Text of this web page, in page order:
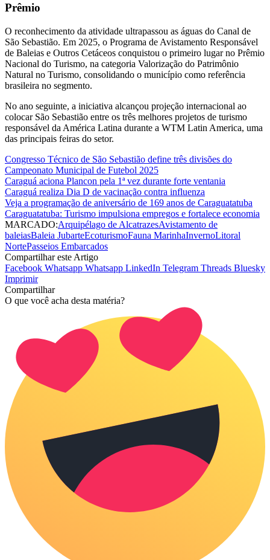
Prêmio
O reconhecimento da atividade ultrapassou as águas do Canal de
São Sebastião. Em 2025, o Programa de Avistamento Responsável
de Baleias e Outros Cetáceos conquistou o primeiro lugar no Prêmio
Nacional do Turismo, na categoria Valorização do Patrimônio
Natural no Turismo, consolidando o município como referência
brasileira no segmento.
No ano seguinte, a iniciativa alcançou projeção internacional ao
colocar São Sebastião entre os três melhores projetos de turismo
responsável da América Latina durante a WTM Latin America, uma
das principais feiras do setor.
Congresso Técnico de São Sebastião define três divisões do
Campeonato Municipal de Futebol 2025
Caraguá aciona Plancon pela 1ª vez durante forte ventania
Caraguá realiza Dia D de vacinação contra influenza
Veja a programação de aniversário de 169 anos de Caraguatatuba
Caraguatatuba: Turismo impulsiona empregos e fortalece economia
MARCADO:Arquipélago de AlcatrazesAvistamento de
baleiasBaleia JubarteEcoturismoFauna MarinhaInvernoLitoral
NortePasseios Embarcados
Compartilhar este Artigo
Facebook Whatsapp Whatsapp LinkedIn Telegram Threads Bluesky
Imprimir
Compartilhar
O que você acha desta matéria?